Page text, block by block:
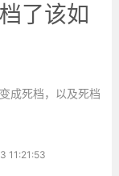
了该如
成死档，以及死档
11:21:53